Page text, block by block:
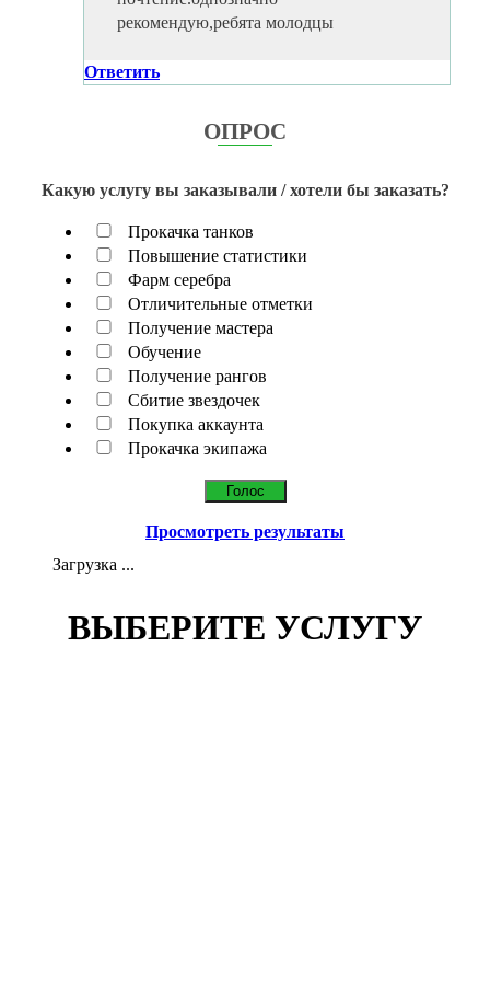
рекомендую,ребята молодцы
Ответить
ОПРОС
Какую услугу вы заказывали / хотели бы заказать?
Прокачка танков
Повышение статистики
Фарм серебра
Отличительные отметки
Получение мастера
Обучение
Получение рангов
Сбитие звездочек
Покупка аккаунта
Прокачка экипажа
Просмотреть результаты
Загрузка ...
ВЫБЕРИТЕ УСЛУГУ